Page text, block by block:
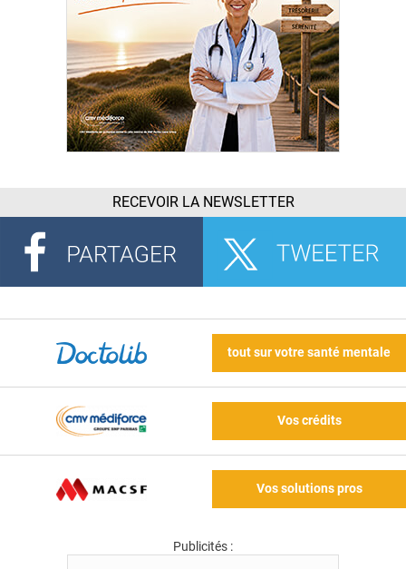
RECEVOIR LA NEWSLETTER
tout sur votre santé mentale
Vos crédits
Vos solutions pros
Publicités :